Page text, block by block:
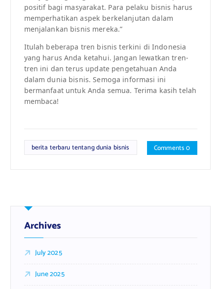
positif bagi masyarakat. Para pelaku bisnis harus
memperhatikan aspek berkelanjutan dalam
menjalankan bisnis mereka.”
Itulah beberapa tren bisnis terkini di Indonesia
yang harus Anda ketahui. Jangan lewatkan tren-
tren ini dan terus update pengetahuan Anda
dalam dunia bisnis. Semoga informasi ini
bermanfaat untuk Anda semua. Terima kasih telah
membaca!
berita terbaru tentang dunia bisnis Comments 0
Archives
July 2025
June 2025